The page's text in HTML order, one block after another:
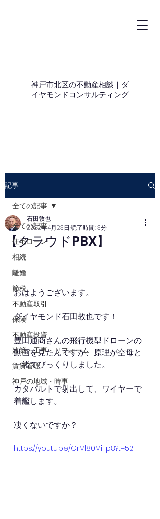
神戸市北区の不動産相談｜ダ
イヤモンドコンサルティング
記事
全ての記事
住宅ローン
相続
離婚
節税
不動産取引
保険
不動産投資
建築・工事・リフォーム
賃貸管理
神戸の地域・時事
全ての記事
【クラウドPBX】
石田敦也
2022年4月23日 読了時間: 3分
おはようございます。
ダイヤモンド石田敦也です！
豊田通商さんの飛行機型ドローンの
動画を見たんですが、原理が空母と
一緒でびっくりしました。
カタパルトで射出して、ワイヤーで
着艦します。
凄くないですか？
https://youtu.be/GrMl80MiFp8?t=52